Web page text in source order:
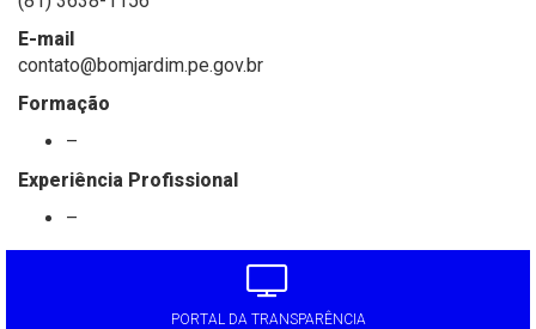
E-mail
contato@bomjardim.pe.gov.br
Formação
–
Experiência Profissional
–
PORTAL DA TRANSPARÊNCIA